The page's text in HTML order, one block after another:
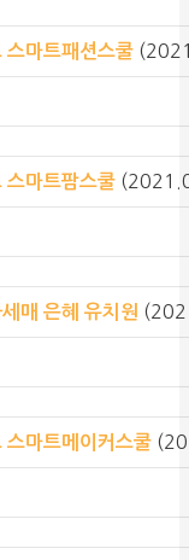
스마트패션스쿨
스마트팜스쿨
매 은혜 유치원
마트메이커스쿨